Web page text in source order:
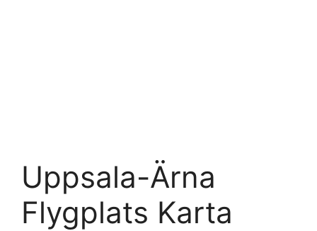
Uppsala-Ärna
Flygplats Karta